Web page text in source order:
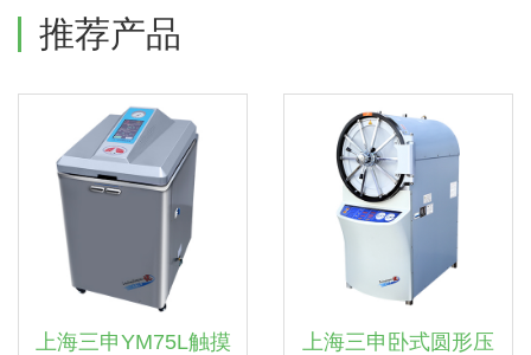
推荐产品
上海三申YM75L触摸
上海三申卧式圆形压